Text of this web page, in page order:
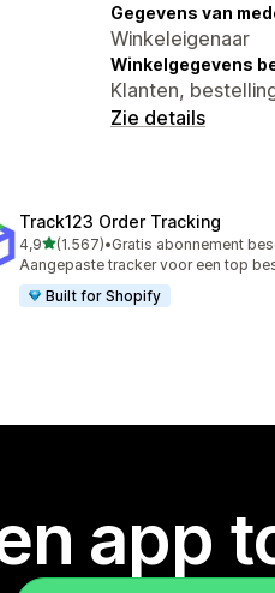
Gegevens van
Winkeleigenaar
Winkelgegevens
Klanten,
Zie details
Track123 Order Tracking
4,9van 5 sterren
(1.567)
1567 recensies in totaal
•Gratis abonnement
Aangepaste tracker voor een top
Built for Shopify
app